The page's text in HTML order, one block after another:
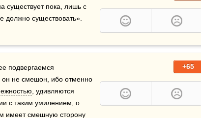
существует пока, лишь с
должно существовать».
+65
подвергаемся
он не смешон, ибо отменно
, удивляются
с таким умилением, о
имеет смешную сторону